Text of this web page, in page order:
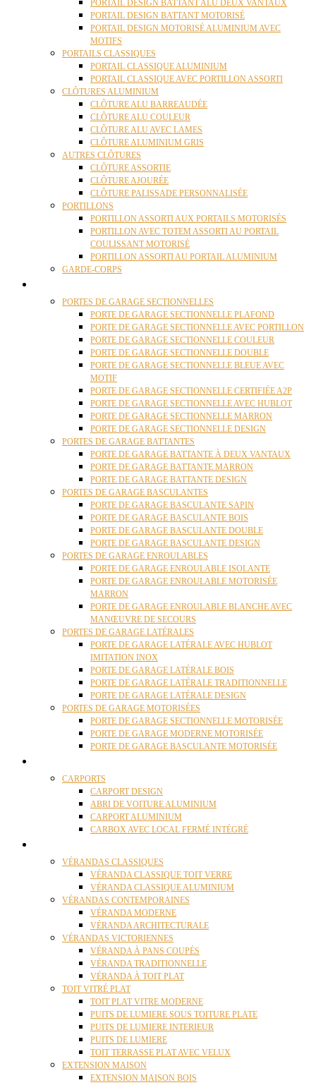
PORTAIL DESIGN BATTANT ALU DEUX VANTAUX
PORTAIL DESIGN BATTANT MOTORISÉ
PORTAIL DESIGN MOTORISÉ ALUMINIUM AVEC
MOTIFS
PORTAILS CLASSIQUES
PORTAIL CLASSIQUE ALUMINIUM
PORTAIL CLASSIQUE AVEC PORTILLON ASSORTI
CLÔTURES ALUMINIUM
CLÔTURE ALU BARREAUDÉE
CLÔTURE ALU COULEUR
CLÔTURE ALU AVEC LAMES
CLÔTURE ALUMINIUM GRIS
AUTRES CLÔTURES
CLÔTURE ASSORTIE
CLÔTURE AJOURÉE
CLÔTURE PALISSADE PERSONNALISÉE
PORTILLONS
PORTILLON ASSORTI AUX PORTAILS MOTORISÉS
PORTILLON AVEC TOTEM ASSORTI AU PORTAIL
COULISSANT MOTORISÉ
PORTILLON ASSORTI AU PORTAIL ALUMINIUM
GARDE-CORPS
PORTES DE GARAGE SECTIONNELLES
PORTE DE GARAGE SECTIONNELLE PLAFOND
PORTE DE GARAGE SECTIONNELLE AVEC PORTILLON
PORTE DE GARAGE SECTIONNELLE COULEUR
PORTE DE GARAGE SECTIONNELLE DOUBLE
PORTE DE GARAGE SECTIONNELLE BLEUE AVEC
MOTIF
PORTE DE GARAGE SECTIONNELLE CERTIFIÉE A2P
PORTE DE GARAGE SECTIONNELLE AVEC HUBLOT
PORTE DE GARAGE SECTIONNELLE MARRON
PORTE DE GARAGE SECTIONNELLE DESIGN
PORTES DE GARAGE BATTANTES
PORTE DE GARAGE BATTANTE À DEUX VANTAUX
PORTE DE GARAGE BATTANTE MARRON
PORTE DE GARAGE BATTANTE DESIGN
PORTES DE GARAGE BASCULANTES
PORTE DE GARAGE BASCULANTE SAPIN
PORTE DE GARAGE BASCULANTE BOIS
PORTE DE GARAGE BASCULANTE DOUBLE
PORTE DE GARAGE BASCULANTE DESIGN
PORTES DE GARAGE ENROULABLES
PORTE DE GARAGE ENROULABLE ISOLANTE
PORTE DE GARAGE ENROULABLE MOTORISÉE
MARRON
PORTE DE GARAGE ENROULABLE BLANCHE AVEC
MANŒUVRE DE SECOURS
PORTES DE GARAGE LATÉRALES
PORTE DE GARAGE LATÉRALE AVEC HUBLOT
IMITATION INOX
PORTE DE GARAGE LATÉRALE BOIS
PORTE DE GARAGE LATÉRALE TRADITIONNELLE
PORTE DE GARAGE LATÉRALE DESIGN
PORTES DE GARAGE MOTORISÉES
PORTE DE GARAGE SECTIONNELLE MOTORISÉE
PORTE DE GARAGE MODERNE MOTORISÉE
PORTE DE GARAGE BASCULANTE MOTORISÉE
CARPORTS
CARPORT DESIGN
ABRI DE VOITURE ALUMINIUM
CARPORT ALUMINIUM
CARBOX AVEC LOCAL FERMÉ INTÉGRÉ
VÉRANDAS CLASSIQUES
VÉRANDA CLASSIQUE TOIT VERRE
VÉRANDA CLASSIQUE ALUMINIUM
VÉRANDAS CONTEMPORAINES
VÉRANDA MODERNE
VÉRANDA ARCHITECTURALE
VÉRANDAS VICTORIENNES
VÉRANDA À PANS COUPÉS
VÉRANDA TRADITIONNELLE
VÉRANDA À TOIT PLAT
TOIT VITRÉ PLAT
TOIT PLAT VITRE MODERNE
PUITS DE LUMIERE SOUS TOITURE PLATE
PUITS DE LUMIERE INTERIEUR
PUITS DE LUMIERE
TOIT TERRASSE PLAT AVEC VELUX
EXTENSION MAISON
EXTENSION MAISON BOIS